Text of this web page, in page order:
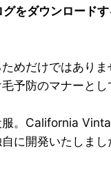
をダウンロードす
めだけではあり
予防のマナーとし
。California
に開発いたしま